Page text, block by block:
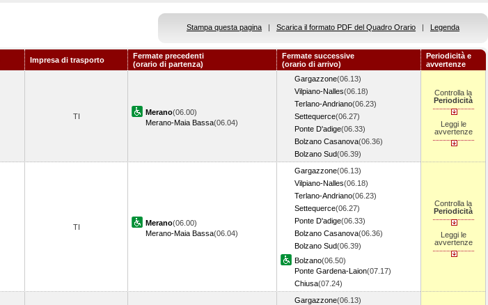
Stampa questa pagina | Scarica il formato PDF del Quadro Orario | Legenda
Impresa di trasporto
Fermate precedenti
(orario di partenza)
Fermate successive
(orario di arrivo)
Periodicità e
avvertenze
TI Merano(06.00)
Merano-Maia Bassa(06.04)
Gargazzone(06.13)
Vilpiano-Nalles(06.18)
Terlano-Andriano(06.23)
Settequerce(06.27)
Ponte D'adige(06.33)
Bolzano Casanova(06.36)
Bolzano Sud(06.39)
Controlla la
Periodicità
Leggi le
avvertenze
TI Merano(06.00)
Merano-Maia Bassa(06.04)
Gargazzone(06.13)
Vilpiano-Nalles(06.18)
Terlano-Andriano(06.23)
Settequerce(06.27)
Ponte D'adige(06.33)
Bolzano Casanova(06.36)
Bolzano Sud(06.39)
Bolzano(06.50)
Ponte Gardena-Laion(07.17)
Chiusa(07.24)
Controlla la
Periodicità
Leggi le
avvertenze
Gargazzone(06.13)